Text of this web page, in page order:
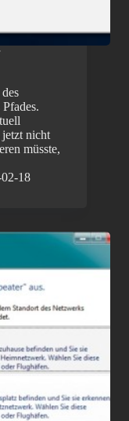
jetzt nicht
müsste,
18